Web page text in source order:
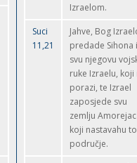
Izraelom.
Suci
11,21
Jahve, Bog
predade Sihona
svu njegovu
ruke Izraelu, koji
porazi, te Izrael
zaposjede svu
zemlju
koji nastavahu to
područje.